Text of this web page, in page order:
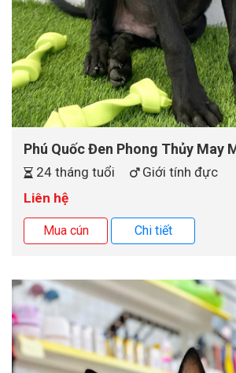
Phú Quốc Đen Phong Thủy May
24 tháng tuổi
Giới tính đực
Liên hệ
Mua cún Chi tiết